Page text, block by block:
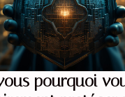
pourquoi